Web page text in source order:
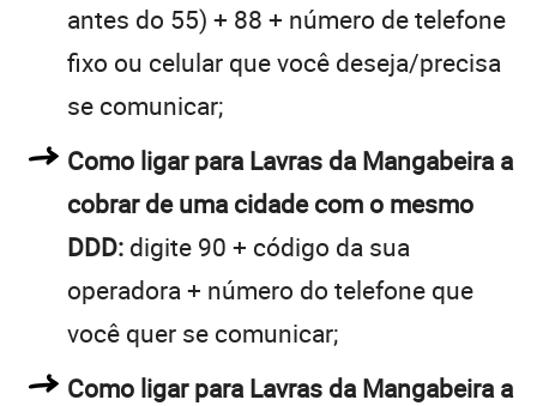
antes do 55) + 88 + número de telefone
fixo ou celular que você deseja/precisa
se comunicar;
Como ligar para Lavras da Mangabeira a
cobrar de uma cidade com o mesmo
DDD: digite 90 + código da sua
operadora + número do telefone que
você quer se comunicar;
Como ligar para Lavras da Mangabeira a